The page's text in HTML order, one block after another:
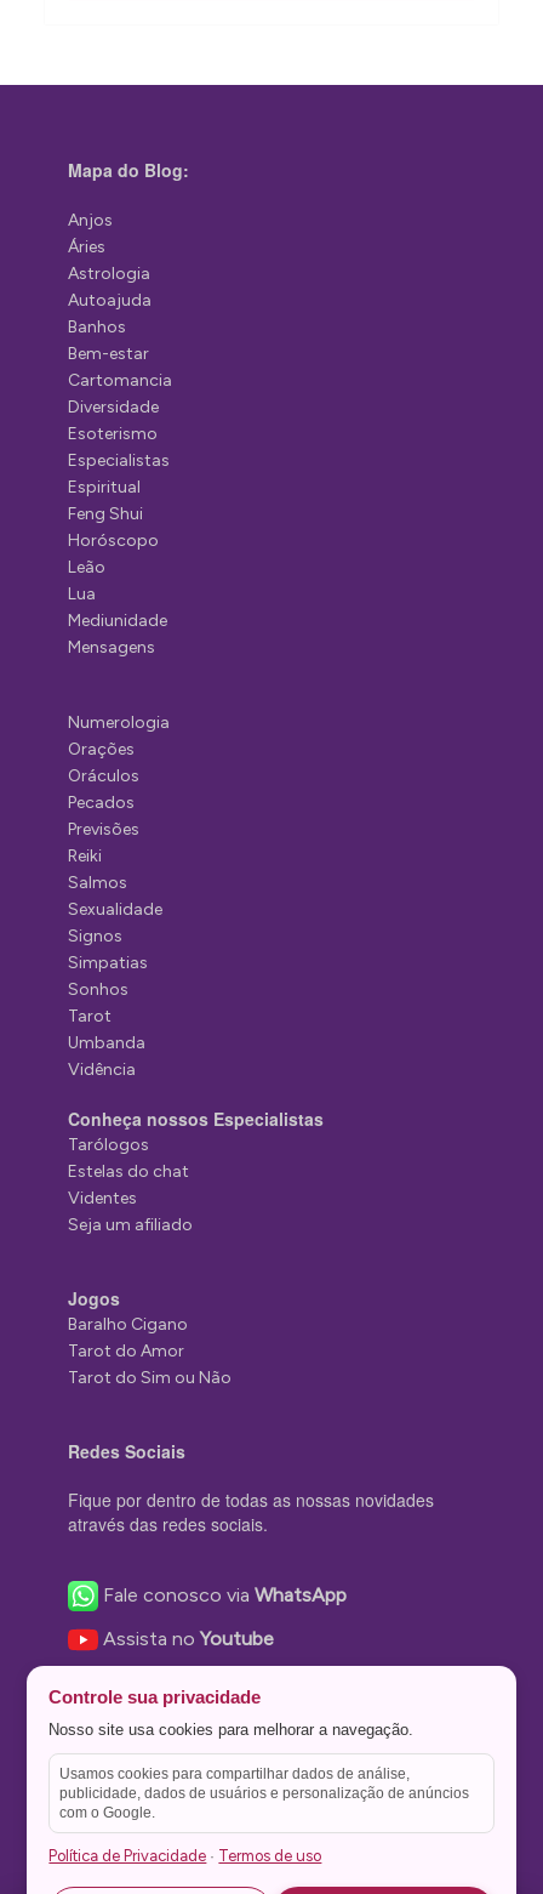
Mapa do Blog:
Anjos
Áries
Astrologia
Autoajuda
Banhos
Bem-estar
Cartomancia
Diversidade
Esoterismo
Especialistas
Espiritual
Feng Shui
Horóscopo
Leão
Lua
Mediunidade
Mensagens
Numerologia
Orações
Oráculos
Pecados
Previsões
Reiki
Salmos
Sexualidade
Signos
Simpatias
Sonhos
Tarot
Umbanda
Vidência
Conheça nossos Especialistas
Tarólogos
Estelas do chat
Videntes
Seja um afiliado
Jogos
Baralho Cigano
Tarot do Amor
Tarot do Sim ou Não
Redes Sociais
Fique por dentro de todas as nossas novidades
através das redes sociais.
Fale conosco viaWhatsApp
Assista noYoutube
Nos siga no Instagram
Nos siga noTwitter
Salve no
Controle sua privacidade
Nosso site usa cookies para melhorar a navegação.
Usamos cookies para compartilhar dados de análise,
publicidade, dados de usuários e personalização de anúncios
com o Google.
Política de Privacidade · Termos de uso